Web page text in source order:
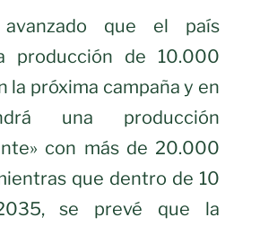
que el país
producción de 10.000
la próxima campaña y en
una producción
con más de 20.000
que dentro de 10
se prevé que la